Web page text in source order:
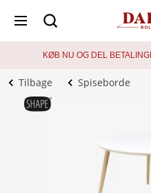
KØB NU OG DEL
Tilbage Spiseborde